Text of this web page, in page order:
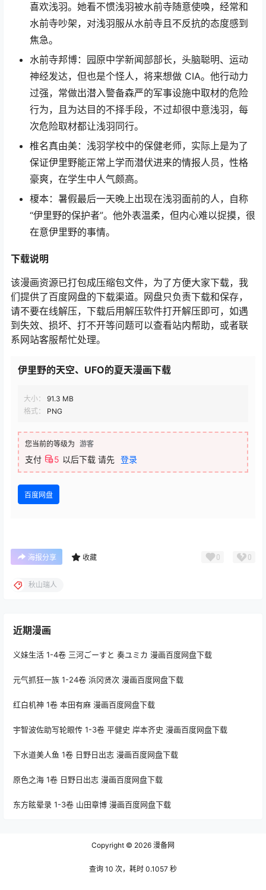
喜欢浅羽。她看不惯浅羽被水前寺随意使唤，经常和
水前寺吵架，对浅羽服从水前寺且不反抗的态度感到
焦急。
水前寺邦博：园原中学新闻部部长，头脑聪明、运动
神经发达，但也是个怪人，将来想做 CIA。他行动力
过强，常做出潜入警备森严的军事设施中取材的危险
行为，且为达目的不择手段，不过却很中意浅羽，每
次危险取材都让浅羽同行。
椎名真由美：浅羽学校中的保健老师，实际上是为了
保证伊里野能正常上学而潜伏进来的情报人员，性格
豪爽，在学生中人气颇高。
榎本：暑假最后一天晚上出现在浅羽面前的人，自称
“伊里野的保护者”。他外表温柔，但内心难以捉摸，很
在意伊里野的事情。
下载说明
该漫画资源已打包成压缩包文件，为了方便大家下载，我
们提供了百度网盘的下载渠道。网盘只负责下载和保存，
请不要在线解压，下载后用解压软件打开解压即可，如遇
到失效、损坏、打不开等问题可以查看站内帮助，或者联
系网站客服帮忙处理。
伊里野的天空、UFO的夏天漫画下载
大小：
91.3 MB
格式：
PNG
您当前的等级为 游客
支付 5 以后下载 请先 登录
百度网盘
海报分享 收藏 0 0
秋山瑞人
近期漫画
义妹生活 1-4卷 三河ごーすと 奏ユミカ 漫画百度网盘下载
元气抓狂一族 1-24卷 浜冈贤次 漫画百度网盘下载
红白机神 1卷 本田有麻 漫画百度网盘下载
宇智波佐助写轮眼传 1-3卷 平健史 岸本齐史 漫画百度网盘下载
下水道美人鱼 1卷 日野日出志 漫画百度网盘下载
原色之海 1卷 日野日出志 漫画百度网盘下载
东方眩晕录 1-3卷 山田章博 漫画百度网盘下载
Copyright © 2026 漫备网
查询 10 次，耗时 0.1057 秒